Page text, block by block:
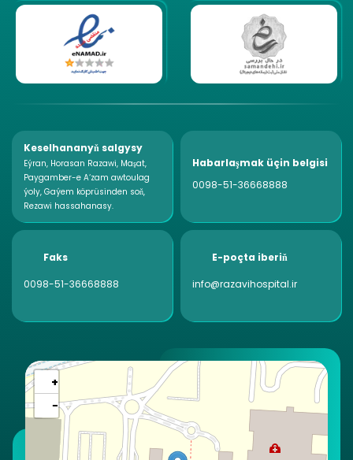
Keselhananyň salgysy
Eýran, Horasan Razawi, Maşat,
Paygamber-e A‘zam awtoulag
ýoly, Gaýem köprüsinden soň,
Rezawi hassahanasy.
Habarlaşmak üçin belgisi
0098-51-36668888
Faks
0098-51-36668888
E-poçta iberiň
info@razavihospital.ir
+
−